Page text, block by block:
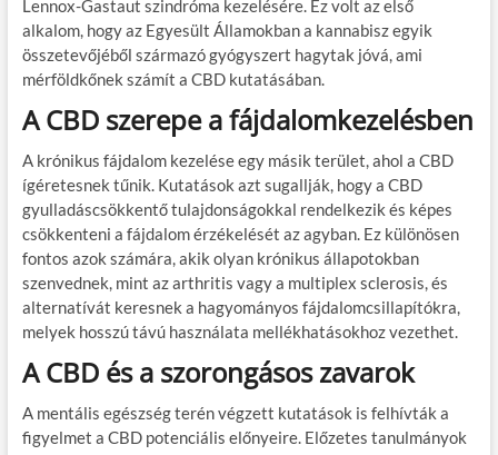
Lennox-Gastaut szindróma kezelésére. Ez volt az első
alkalom, hogy az Egyesült Államokban a kannabisz egyik
összetevőjéből származó gyógyszert hagytak jóvá, ami
mérföldkőnek számít a CBD kutatásában.
A CBD szerepe a fájdalomkezelésben
A krónikus fájdalom kezelése egy másik terület, ahol a CBD
ígéretesnek tűnik. Kutatások azt sugallják, hogy a CBD
gyulladáscsökkentő tulajdonságokkal rendelkezik és képes
csökkenteni a fájdalom érzékelését az agyban. Ez különösen
fontos azok számára, akik olyan krónikus állapotokban
szenvednek, mint az arthritis vagy a multiplex sclerosis, és
alternatívát keresnek a hagyományos fájdalomcsillapítókra,
melyek hosszú távú használata mellékhatásokhoz vezethet.
A CBD és a szorongásos zavarok
A mentális egészség terén végzett kutatások is felhívták a
figyelmet a CBD potenciális előnyeire. Előzetes tanulmányok